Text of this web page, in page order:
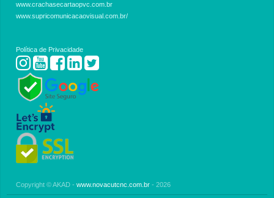
www.crachasecartaopvc.com.br
www.supricomunicacaovisual.com.br/
Política de Privacidade
Copyright © AKAD - www.novacutcnc.com.br - 2026